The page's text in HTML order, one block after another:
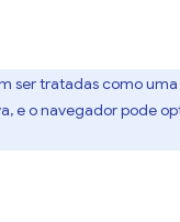
ser tratadas como
e o navegador pode